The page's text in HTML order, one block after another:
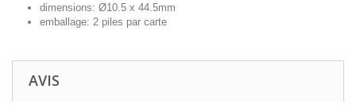
dimensions: Ø10.5 x 44.5mm
emballage: 2 piles par carte
AVIS